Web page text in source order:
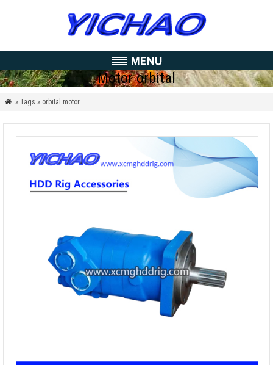
Motor orbital
 » Tags » orbital motor